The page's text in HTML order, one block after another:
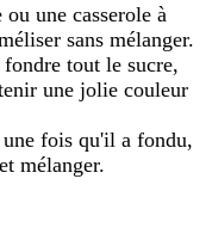
une casserole à
sans mélanger.
tout le sucre,
une jolie couleur
fois qu'il a fondu,
mélanger.